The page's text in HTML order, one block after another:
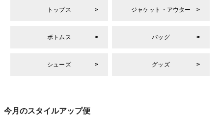
トップス ジャケット・アウター
ボトムス バッグ
シューズ グッズ
今月のスタイルアップ便